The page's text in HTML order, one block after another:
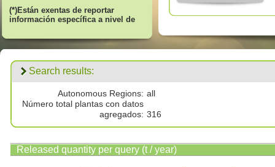
(*)Están exentas de reportar
información específica a nivel de
el ámbito de aplicación del
artículo 42 o, aquellas que no
adición del articulo 43, ambos del
Decreto 815/2013.
Para más información póngase en
contacto conbzn-prtr-es@miteco.es
Search results:
Autonomous Regions: all
Número total plantas con datos
agregados: 316
Released quantity per query (t / year)